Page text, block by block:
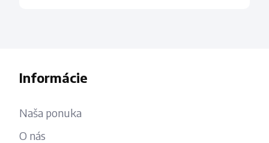
Informácie
Naša ponuka
O nás